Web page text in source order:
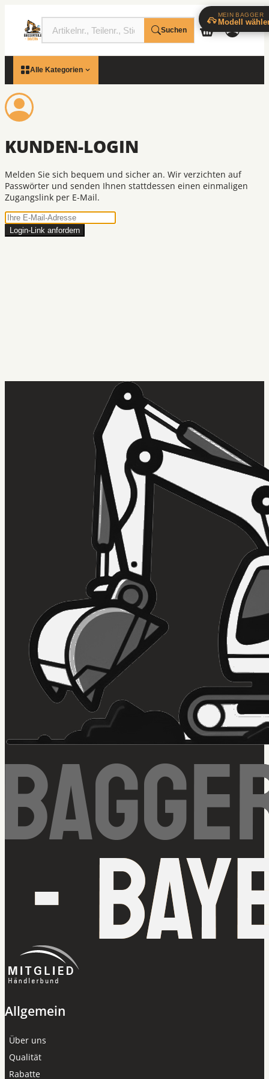
Suchen
Alle Kategorien
KUNDEN-LOGIN
Melden Sie sich bequem und sicher an. Wir verzichten auf
Passwörter und senden Ihnen stattdessen einen einmaligen
Zugangslink per E-Mail.
Login-Link anfordern
Allgemein
Über uns
Qualität
Rabatte
MEIN BAGGER
Modell